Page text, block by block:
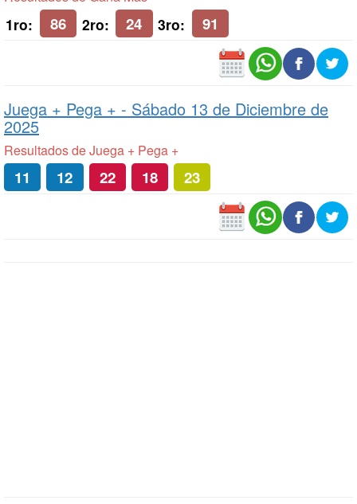
1ro: 86 2ro: 24 3ro: 91
Juega + Pega + - Sábado 13 de Diciembre de
2025
Resultados de Juega + Pega +
11 12 22 18 23